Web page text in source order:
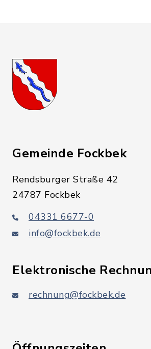
Gemeinde Fockbek
Rendsburger Straße 42
24787 Fockbek
04331 6677-0
info@fockbek.de
Elektronische
rechnung@fockbek.de